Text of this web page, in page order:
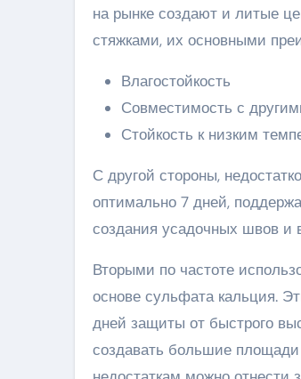
на рынке создают и литые
стяжками, их основными
Влагостойкость
Совместимость с
Стойкость к низким
С другой стороны,
оптимально 7 дней,
создания усадочных швов и
Вторыми по частоте
основе сульфата кальция.
дней защиты от быстрого
создавать большие площади